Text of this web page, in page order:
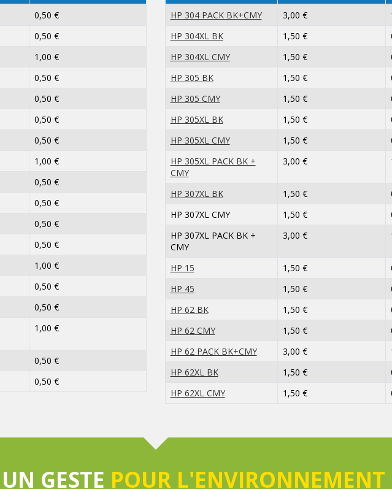
0,50 €
0,50 €
1,00 €
0,50 €
0,50 €
0,50 €
0,50 €
1,00 €
0,50 €
0,50 €
0,50 €
0,50 €
1,00 €
0,50 €
0,50 €
1,00 €
0,50 €
0,50 €
HP 304 PACK BK+CMY
3,00 €
HP 304XL BK
1,50 €
HP 304XL CMY
1,50 €
HP 305 BK
1,50 €
HP 305 CMY
1,50 €
HP 305XL BK
1,50 €
HP 305XL CMY
1,50 €
HP 305XL PACK BK +
CMY
3,00 €
HP 307XL BK 1,50 €
HP 307XL CMY
1,50 €
HP 307XL PACK BK +
CMY
3,00 €
HP 15 1,50 €
HP 45
1,50 €
HP 62 BK
1,50 €
HP 62 CMY
1,50 €
HP 62 PACK BK+CMY
3,00 €
HP 62XL BK
1,50 €
HP 62XL CMY
1,50 €
GESTE POUR L'ENVIRONNEMENT